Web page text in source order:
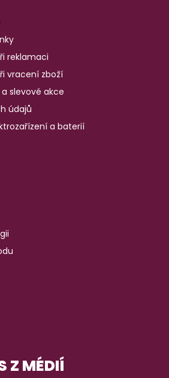
reklamaci
vracení zboží
slevové akce
údajů
a baterií
Z MÉDIÍ